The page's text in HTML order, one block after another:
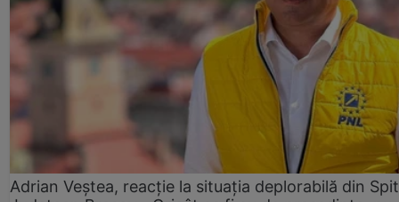
Adrian Veștea, reacție la situația deplorabilă din